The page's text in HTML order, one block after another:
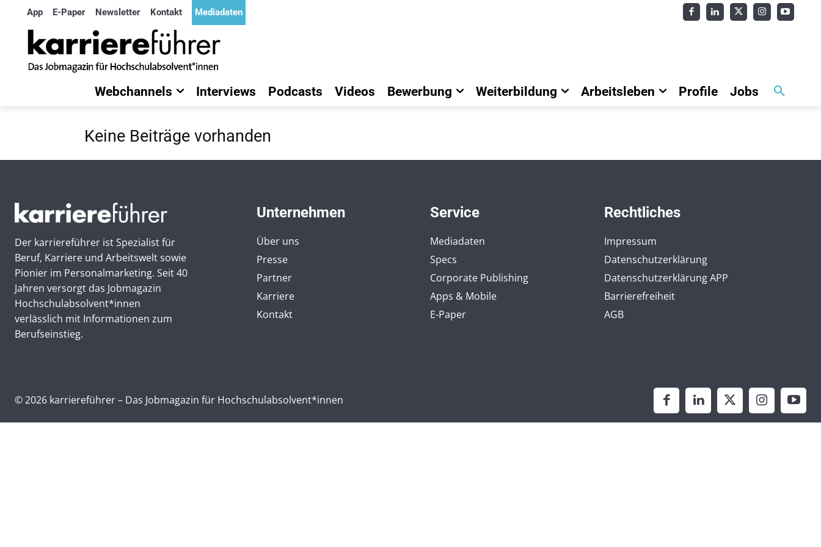
App E-Paper Newsletter Kontakt Mediadaten
Webchannels Interviews Podcasts Videos Bewerbung Weiterbildung Arbeitsleben Profile Jobs
Keine Beiträge vorhanden
Der karriereführer ist Spezialist für
Beruf, Karriere und Arbeitswelt sowie
Pionier im Personal­marketing. Seit 40
Jahren versorgt das Jobmagazin
Hochschul­absolvent*innen
verlässlich mit Informationen zum
Berufseinstieg.
Unternehmen
Über uns
Presse
Partner
Karriere
Kontakt
Service
Mediadaten
Specs
Corporate Publishing
Apps & Mobile
E-Paper
Rechtliches
Impressum
Datenschutzerklärung
Datenschutzerklärung APP
Barrierefreiheit
AGB
© 2026 karriereführer – Das Jobmagazin für Hochschulabsolvent*innen